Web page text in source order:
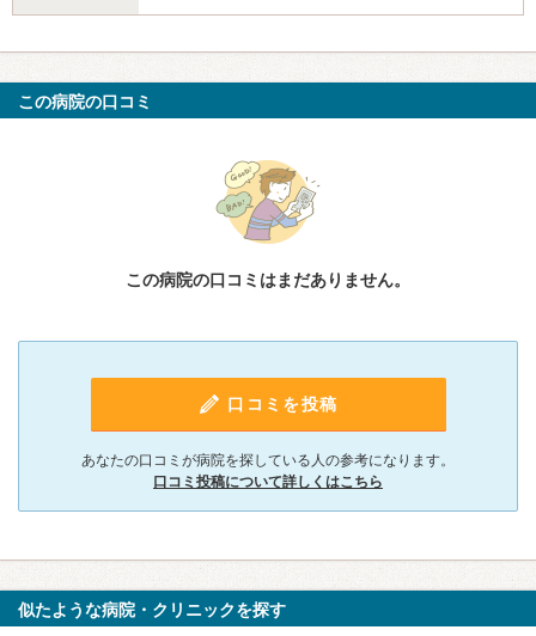
この病院の口コミ
この病院の口コミはまだありません。
口コミを投稿
あなたの口コミが病院を探している人の参考になります。
口コミ投稿について詳しくはこちら
似たような病院・クリニックを探す